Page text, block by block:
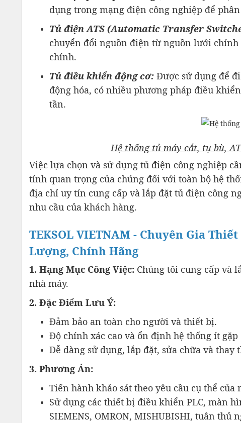
dụng trong mạng điện công nghiệp để
Tủ điện ATS (Automatic Transfer
chuyển đổi nguồn điện từ nguồn lưới
chính.
Tủ điều khiển động cơ: Được sử dụng để
động hóa, có nhiều phương pháp điều
tần.
Hệ thống tủ máy cắt, tụ bù,
Việc lựa chọn và sử dụng tủ điện công nghiệp
tính quan trọng của chúng đối với toàn bộ hệ
địa chỉ uy tín cung cấp và lắp đặt tủ điện công
nhu cầu của khách hàng.
TEKSOL VIETNAM - Chuyên Gia
Lượng, Chính Hãng
1. Hạng Mục Công Việc: Chúng tôi cung cấp và
nhà máy.
2. Đặc Điểm Lưu Ý:
Đảm bảo an toàn cho người và thiết bị.
Độ chính xác cao và ổn định hệ thống ít gặp
Dễ dàng sử dụng, lắp đặt, sửa chữa và thay
3. Phương Án:
Tiến hành khảo sát theo yêu cầu cụ thể của
Sử dụng các thiết bị điều khiển PLC, màn
SIEMENS, OMRON, MISHUBISHI, tuân thủ